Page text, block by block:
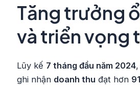
Tăng trưởng
và triển vọng
Lũy kế 7 tháng đầu năm 2024
ghi nhận doanh thu đạt hơn